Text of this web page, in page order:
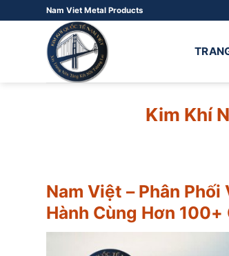
qua
Nam Viet Metal Products
Kim Khí
Nam Việt – Phân
Hành Cùng Hơn